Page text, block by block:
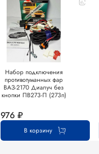
Набор подключения
противотуманных фар
ВАЗ-2170 Диалуч без
кнопки ПВ273-П (273п)
976 ₽
В корзину